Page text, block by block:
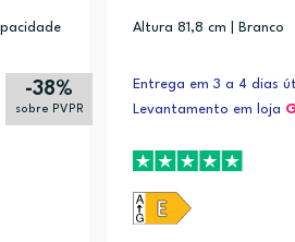
Sintético, cronometrado/a (1)
-38%
sobre PVPR
Altura 81,8 cm | Branco
Entrega em 3 a 4 dias
Levantamento em loja